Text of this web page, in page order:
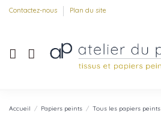
Contactez-nous Plan du site
Accueil Papiers peints Tous les papiers peints